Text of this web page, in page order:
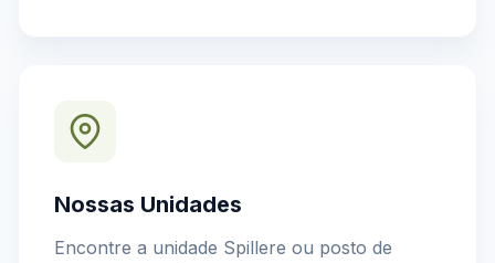
Nossas Unidades
Encontre a unidade Spillere ou posto de